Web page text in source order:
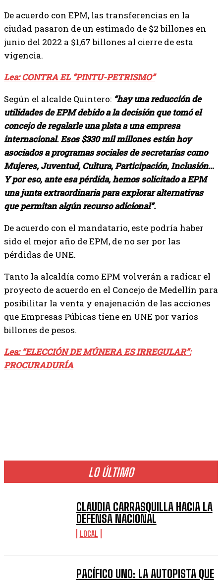
De acuerdo con EPM, las transferencias en la
ciudad pasaron de un estimado de $2 billones en
junio del 2022 a $1,67 billones al cierre de esta
vigencia.
Lea: CONTRA EL “PINTU-PETRISMO”
Según el alcalde Quintero: “hay una reducción de
utilidades de EPM debido a la decisión que tomó el
concejo de regalarle una plata a una empresa
internacional. Esos $330 mil millones están hoy
asociados a programas sociales de secretarías como
Mujeres, Juventud, Cultura, Participación, Inclusión…
Y por eso, ante esa pérdida, hemos solicitado a EPM
una junta extraordinaria para explorar alternativas
que permitan algún recurso adicional”.
De acuerdo con el mandatario, este podría haber
sido el mejor año de EPM, de no ser por las
pérdidas de UNE.
Tanto la alcaldía como EPM volverán a radicar el
proyecto de acuerdo en el Concejo de Medellín para
posibilitar la venta y enajenación de las acciones
que Empresas Púbicas tiene en UNE por varios
billones de pesos.
Lea: “ELECCIÓN DE MÚNERA ES IRREGULAR”:
PROCURADURÍA
LO ÚLTIMO
CLAUDIA CARRASQUILLA HACIA LA
DEFENSA NACIONAL
LOCAL
PACÍFICO UNO: LA AUTOPISTA QUE